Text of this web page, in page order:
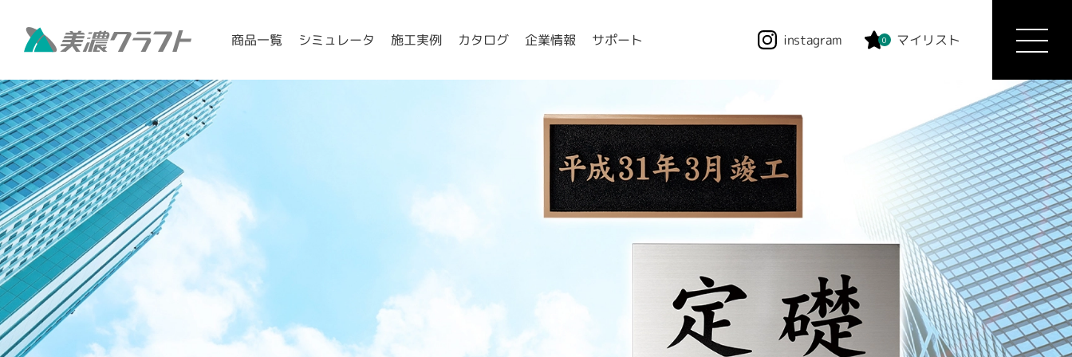
商品一覧 シミュレータ 施工実例 カタログ 企業情報 サポート instagram 0 マイリスト